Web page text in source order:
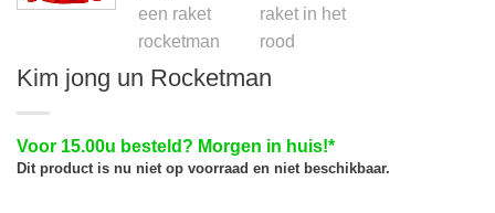
Kim jong un Rocketman
Voor 15.00u besteld? Morgen in huis!*
Dit product is nu niet op voorraad en niet beschikbaar.